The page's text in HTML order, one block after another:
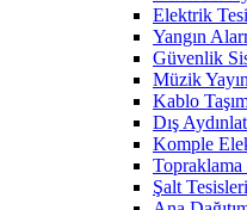
Elektrik
Yangın
Güvenlik
Müzik
Kablo
Dış
Komple
Topraklama
Şalt Tesisleri